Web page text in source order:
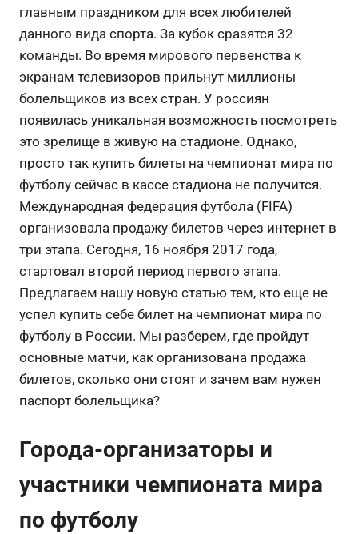
главным праздником для всех любителей
данного вида спорта. За кубок сразятся 32
команды. Во время мирового первенства к
экранам телевизоров прильнут миллионы
болельщиков из всех стран. У россиян
появилась уникальная возможность посмотреть
это зрелище в живую на стадионе. Однако,
просто так купить билеты на чемпионат мира по
футболу сейчас в кассе стадиона не получится.
Международная федерация футбола (FIFA)
организовала продажу билетов через интернет в
три этапа. Сегодня, 16 ноября 2017 года,
стартовал второй период первого этапа.
Предлагаем нашу новую статью тем, кто еще не
успел купить себе билет на чемпионат мира по
футболу в России. Мы разберем, где пройдут
основные матчи, как организована продажа
билетов, сколько они стоят и зачем вам нужен
паспорт болельщика?
Города-организаторы и
участники чемпионата мира
по футболу